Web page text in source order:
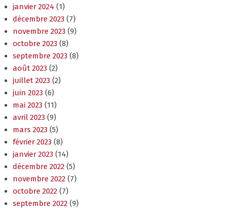
novembre 2023
octobre 2023(8)
septembre 2023 (8)
août 2023(2)
juillet 2023(2)
juin 2023(6)
mai 2023(11)
avril 2023 (9)
mars 2023(5)
février 2023(8)
janvier 2023(14)
décembre 2022
novembre 2022(7)
octobre 2022(7)
septembre 2022 (9)
août 2022(3)
juillet 2022(2)